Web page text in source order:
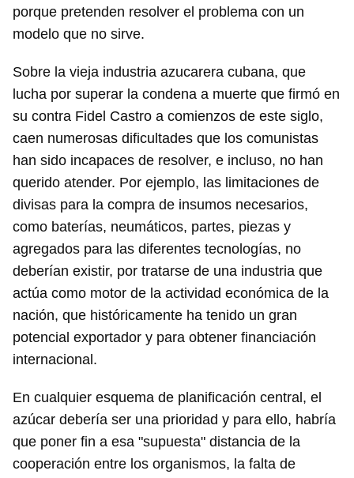
porque pretenden resolver el problema con un
modelo que no sirve.
Sobre la vieja industria azucarera cubana, que
lucha por superar la condena a muerte que firmó en
su contra Fidel Castro a comienzos de este siglo,
caen numerosas dificultades que los comunistas
han sido incapaces de resolver, e incluso, no han
querido atender. Por ejemplo, las limitaciones de
divisas para la compra de insumos necesarios,
como baterías, neumáticos, partes, piezas y
agregados para las diferentes tecnologías, no
deberían existir, por tratarse de una industria que
actúa como motor de la actividad económica de la
nación, que históricamente ha tenido un gran
potencial exportador y para obtener financiación
internacional.
En cualquier esquema de planificación central, el
azúcar debería ser una prioridad y para ello, habría
que poner fin a esa "supuesta" distancia de la
cooperación entre los organismos, la falta de